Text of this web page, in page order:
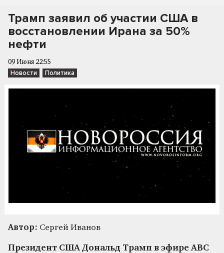
Трамп заявил об участии США в
восстановлении Ирана за 50%
нефти
09 Июня 22:55
Новости Политика
Автор: Сергей Иванов
Президент США Дональд Трамп в эфире ABC